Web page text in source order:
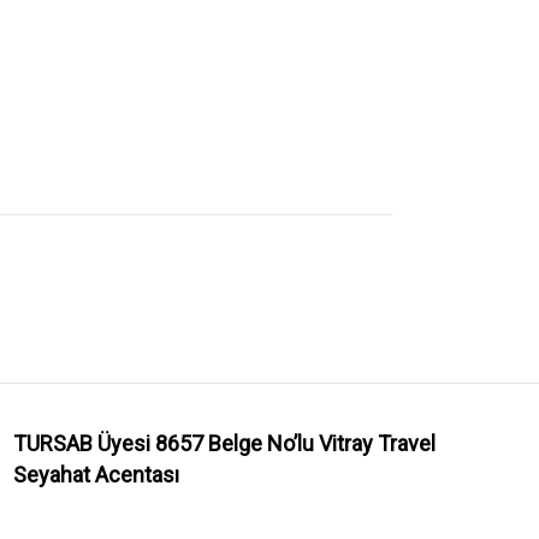
TURSAB Üyesi 8657 Belge No’luVitray Travel
Seyahat Acentası